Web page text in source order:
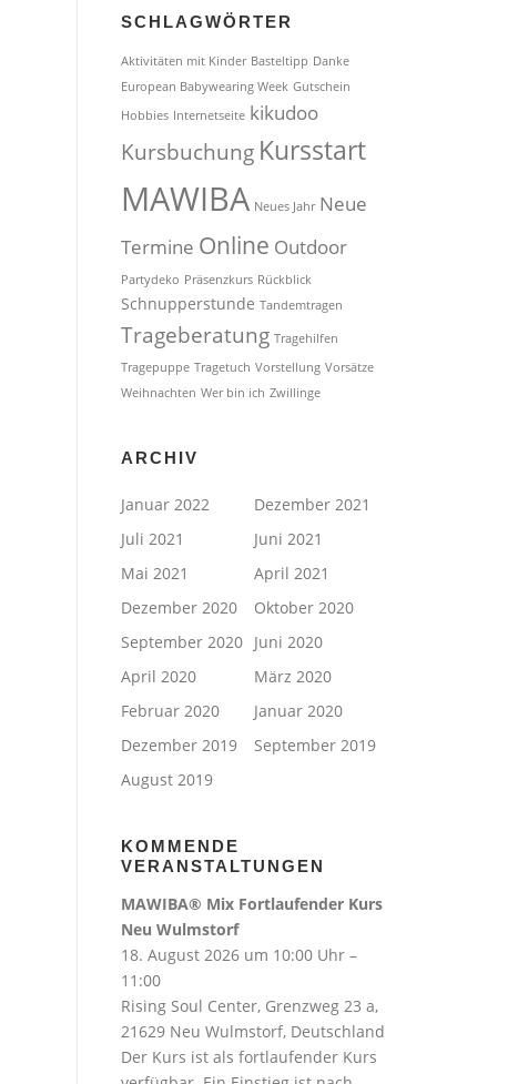
SCHLAGWÖRTER
Aktivitäten mit Kinder Basteltipp Danke
European Babywearing Week Gutschein
Hobbies Internetseite kikudoo
Kursbuchung Kursstart
MAWIBA Neues Jahr Neue
Termine Online Outdoor
Partydeko Präsenzkurs Rückblick
Schnupperstunde Tandemtragen
Trageberatung Tragehilfen
Tragepuppe Tragetuch Vorstellung Vorsätze
Weihnachten Wer bin ich Zwillinge
ARCHIV
Januar 2022
Dezember 2021
Juli 2021
Juni 2021
Mai 2021
April 2021
Dezember 2020
Oktober 2020
September 2020 Juni 2020
April 2020
März 2020
Februar 2020
Januar 2020
Dezember 2019
September 2019
August 2019
KOMMENDE
VERANSTALTUNGEN
MAWIBA® Mix Fortlaufender Kurs
Neu Wulmstorf
18. August 2026 um 10:00 Uhr –
11:00
Rising Soul Center, Grenzweg 23 a,
21629 Neu Wulmstorf, Deutschland
Der Kurs ist als fortlaufender Kurs